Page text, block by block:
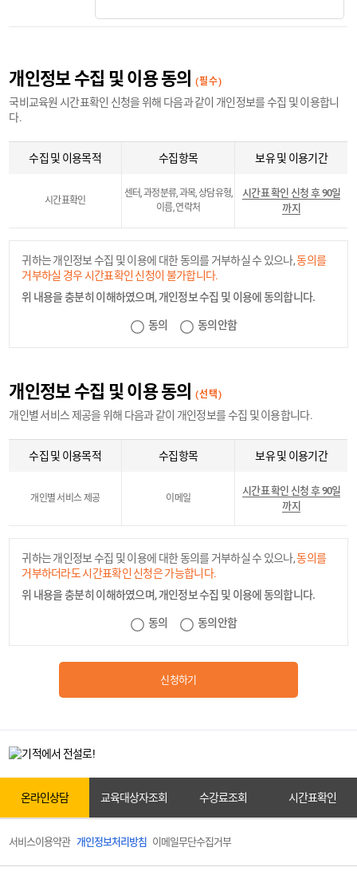
개인정보 수집 및 이용 동의(필수)
국비교육원 시간표확인 신청을 위해 다음과 같이 개인정보를 수집 및 이용합니
다.
수집 및 이용목적 수집항목 보유 및 이용기간
시간표확인
센터, 과정분류, 과목, 상담유형,
이름, 연락처
시간표 확인 신청 후 90일
까지
귀하는 개인정보 수집 및 이용에 대한 동의를 거부하실 수 있으나,동의를
거부하실 경우 시간표확인 신청이 불가합니다.
위 내용을 충분히 이해하였으며, 개인정보 수집 및 이용에 동의합니다.
동의 동의안함
개인정보 수집 및 이용 동의(선택)
개인별 서비스 제공을 위해 다음과 같이 개인정보를 수집 및 이용합니다.
수집 및 이용목적 수집항목 보유 및 이용기간
개인별 서비스 제공 이메일
시간표 확인 신청 후 90일
까지
귀하는 개인정보 수집 및 이용에 대한 동의를 거부하실 수 있으나,동의를
거부하더라도 시간표확인 신청은 가능합니다.
위 내용을 충분히 이해하였으며, 개인정보 수집 및 이용에 동의합니다.
동의 동의안함
신청하기
원서접수
교육대상자조회
온라인상담 교육대상자조회 수강료조회 시간표확인
서비스이용약관 개인정보처리방침 이메일무단수집거부